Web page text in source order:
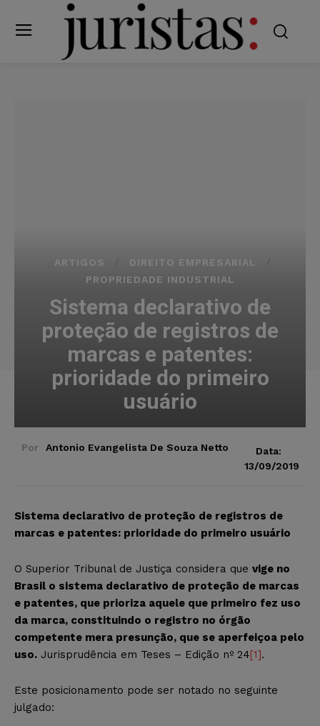
ARTIGOS
DIREITO EMPRESARIAL
PROPRIEDADE INDUSTRIAL
Sistema declarativo de
proteção de registros de
marcas e patentes:
prioridade do primeiro
usuário
Por Antonio Evangelista De Souza Netto
Data:
13/09/2019
Sistema declarativo de proteção de registros de
marcas e patentes: prioridade do primeiro usuário
O Superior Tribunal de Justiça considera que vige no
Brasil o sistema declarativo de proteção de marcas
e patentes, que prioriza aquele que primeiro fez uso
da marca, constituindo o registro no órgão
competente mera presunção, que se aperfeiçoa pelo
uso. Jurisprudência em Teses – Edição nº 24[1].
Este posicionamento pode ser notado no seguinte
julgado: